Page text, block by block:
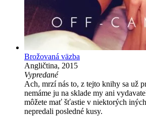
Brožovaná väzba
Angličtina, 2015
Vypredané
Ach, mrzí nás to, z tejto knihy sa už
nemáme ju na sklade my ani
môžete mať šťastie v niektorých
nepredali posledné kusy.